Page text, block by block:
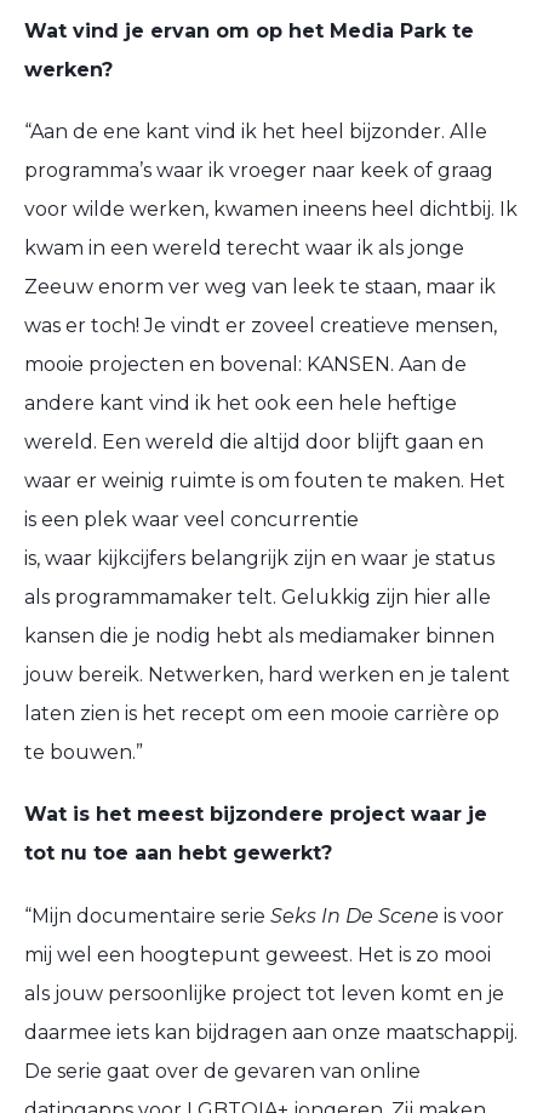
Wat vind je ervan om op het Media Park te
werken?
“Aan de ene kant vind ik het heel bijzonder. Alle
programma’s waar ik vroeger naar keek of graag
voor wilde werken, kwamen ineens heel dichtbij. Ik
kwam in een wereld terecht waar ik als jonge
Zeeuw enorm ver weg van leek te staan, maar ik
was er toch! Je vindt er zoveel creatieve mensen,
mooie projecten en bovenal: KANSEN. Aan de
andere kant vind ik het ook een hele heftige
wereld. Een wereld die altijd door blijft gaan en
waar er weinig ruimte is om fouten te maken. Het
is een plek waar veel concurrentie
is, waar kijkcijfers belangrijk zijn en waar je status
als programmamaker telt. Gelukkig zijn hier alle
kansen die je nodig hebt als mediamaker binnen
jouw bereik. Netwerken, hard werken en je talent
laten zien is het recept om een mooie carrière op
te bouwen.”
Wat is het meest bijzondere project waar je
tot nu toe aan hebt gewerkt?
“Mijn documentaire serie Seks In De Scene is voor
mij wel een hoogtepunt geweest. Het is zo mooi
als jouw persoonlijke project tot leven komt en je
daarmee iets kan bijdragen aan onze maatschappij.
De serie gaat over de gevaren van online